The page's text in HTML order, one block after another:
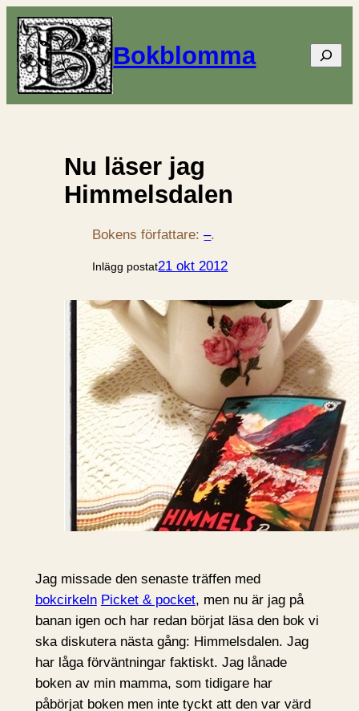
Bokblomma Sök
Nu läser jag
Himmelsdalen
Bokens författare:–.
Inlägg postat21 okt 2012
Jag missade den senaste träffen med
bokcirkeln Picket & pocket, men nu är jag på
banan igen och har redan börjat läsa den bok vi
ska diskutera nästa gång: Himmelsdalen. Jag
har låga förväntningar faktiskt. Jag lånade
boken av min mamma, som tidigare har
påbörjat boken men inte tyckt att den var värd